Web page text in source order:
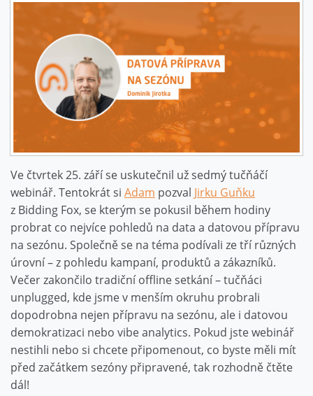
Ve čtvrtek 25. září se uskutečnil už sedmý tučňáčí
webinář. Tentokrát si Adam pozval Jirku Guňku
z Bidding Fox, se kterým se pokusil během hodiny
probrat co nejvíce pohledů na data a datovou přípravu
na sezónu. Společně se na téma podívali ze tří různých
úrovní – z pohledu kampaní, produktů a zákazníků.
Večer zakončilo tradiční offline setkání – tučňáci
unplugged, kde jsme v menším okruhu probrali
dopodrobna nejen přípravu na sezónu, ale i datovou
demokratizaci nebo vibe analytics. Pokud jste webinář
nestihli nebo si chcete připomenout, co byste měli mít
před začátkem sezóny připravené, tak rozhodně čtěte
dál!